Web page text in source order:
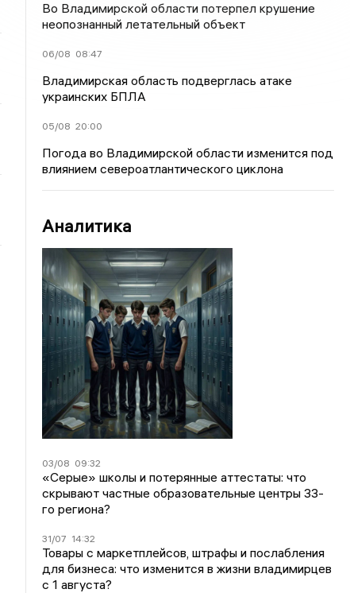
Во Владимирской области потерпел крушение
неопознанный летательный объект
06/08 08:47
Владимирская область подверглась атаке
украинских БПЛА
05/08 20:00
Погода во Владимирской области изменится под
влиянием североатлантического циклона
Аналитика
03/08 09:32
«Серые» школы и потерянные аттестаты: что
скрывают частные образовательные центры 33-
го региона?
31/07 14:32
Товары с маркетплейсов, штрафы и послабления
для бизнеса: что изменится в жизни владимирцев
с 1 августа?